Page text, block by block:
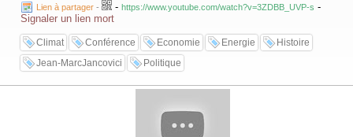
Lien à partager - - https://www.youtube.com/watch?v=3ZDBB_UVP-s -
Signaler un lien mort
Climat Conférence Economie Energie
Histoire
Jean-MarcJancovici
Politique